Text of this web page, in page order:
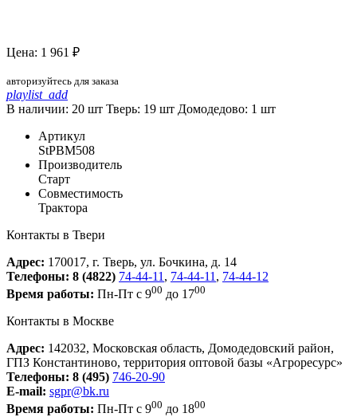
Цена: 1 961 ₽
авторизуйтесь для заказа
playlist_add
В наличии: 20 шт Тверь: 19 шт Домодедово: 1 шт
Артикул
StPBM508
Производитель
Старт
Совместимость
Трактора
Контакты в Твери
Адрес: 170017, г. Тверь, ул. Бочкина, д. 14
Телефоны: 8 (4822) 74-44-11 , 74-44-11 , 74-44-12
Время работы: Пн-Пт с 900 до 1700
Контакты в Москве
Адрес: 142032, Московская область, Домодедовский район,
ГПЗ Константиново, территория оптовой базы «Агроресурс»
Телефоны: 8 (495) 746-20-90
E-mail: sgpr@bk.ru
Время работы: Пн-Пт с 900 до 1800